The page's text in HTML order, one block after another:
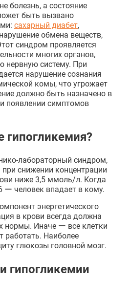
болезнь, а состояние
быть вызвано
сахарный диабет,
обмена веществ,
синдром проявляется
многих органов,
нервную систему. При
нарушение сознания
комы, что угрожает
должно быть назначено в
появлении симптомов
гипогликемия?
лабораторный синдром,
снижении концентрации
ниже 3,5 ммоль/л. Когда
ー человек впадает в кому.
энергетического
в крови всегда должна
нормы. Иначе ー все клетки
работать. Наиболее
глюкозы головной мозг.
гипогликемии